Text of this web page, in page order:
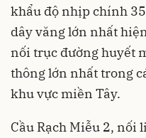
khẩu độ nhịp chính
dây văng lớn nhất
nối trục đường huyết
thông lớn nhất trong
khu vực miền Tây.
Cầu Rạch Miễu 2, nối